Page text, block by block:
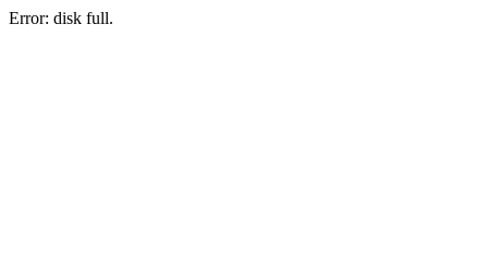
Error: disk full.